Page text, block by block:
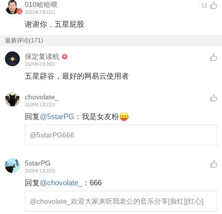
010哈哈喂
2021年7月21日
12
谢谢你，五星屁股
最新评论(171)
保定复读机
2026年2月28日
五星辟谷，最好的网易云使用者
chovolate_
2026年1月22日
回复@5starPG ： 我是女友粉
@5starPG666
5starPG
2026年1月22日
回复@chovolate_ ： 666
@chovolate_ 欢迎大家来听我老公的音乐分享[脸红][红心]